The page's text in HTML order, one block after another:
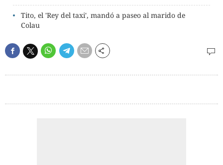
Tito, el 'Rey del taxi', mandó a paseo al marido de
Colau